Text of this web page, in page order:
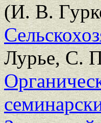
(И. В.
Лурье, С.